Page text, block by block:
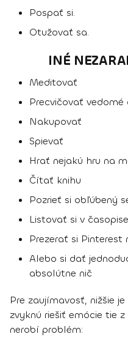
Pospať si.
Otužovať sa.
INÉ
Meditovať
Precvičovať vedomé
Nakupovať
Spievať
Hrať nejakú hru na
Čítať knihu
Pozrieť si obľúbený
Listovať si v časopise
Prezerať si Pinterest
Alebo si dať
absolútne nič
Pre zaujímavosť, nižšie
zvyknú riešiť emócie tie
nerobí problém: